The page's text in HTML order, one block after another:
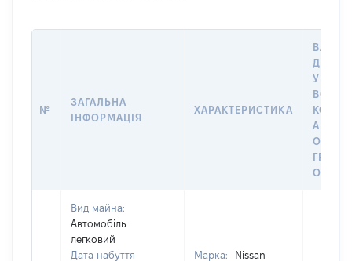
№
ЗАГАЛЬНА
ІНФОРМАЦІЯ
ХАРАКТЕРИСТИКА
ДАТУ
У
АБО
Вид майна:
Автомобіль
легковий
Дата набуття
Марка:
Nissan